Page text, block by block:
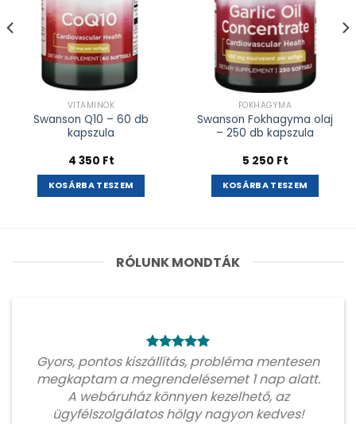
VITAMINOK
Swanson Q10 – 60 db
kapszula
4 350 Ft
KOSÁRBA TESZEM
FOKHAGYMA
Swanson Fokhagyma olaj
– 250 db kapszula
5 250 Ft
KOSÁRBA TESZEM
RÓLUNK MONDTÁK
Gyors, pontos kiszállítás, probléma mentesen
megkaptam a megrendelésemet 1 nap alatt.
A webáruház könnyen kezelhető, az
ügyfélszolgálatos hölgy nagyon kedves!